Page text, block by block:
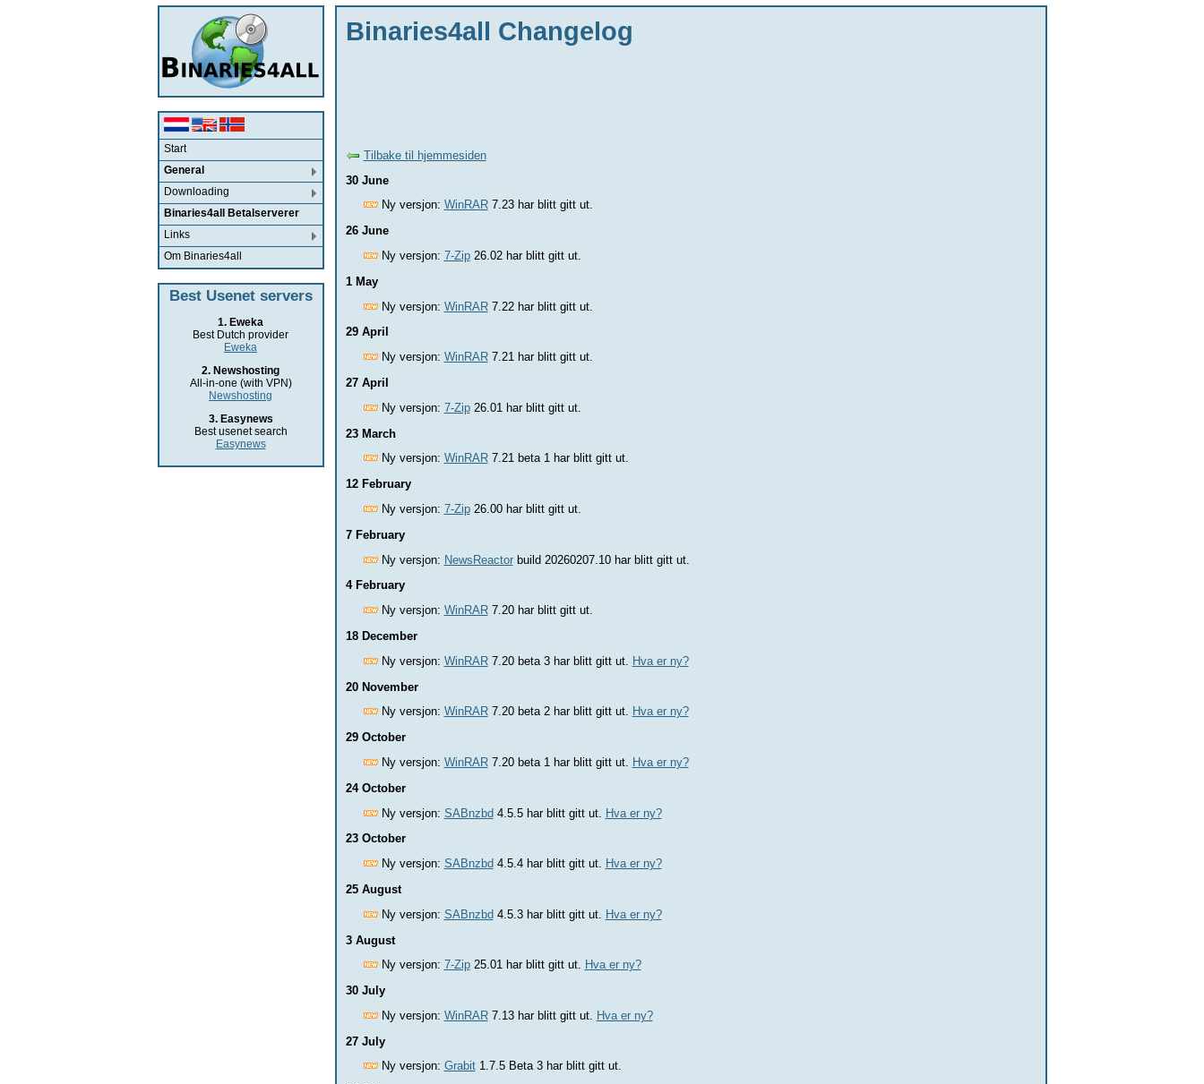
Start
General
Downloading
Binaries4all Betalserverer
Links
Om Binaries4all
Best Usenet servers
1. Eweka
Best Dutch provider
Eweka
2. Newshosting
All-in-one (with VPN)
Newshosting
3. Easynews
Best usenet search
Easynews
Binaries4all Changelog
Tilbake til hjemmesiden
30 June
Ny versjon: WinRAR7.23 har blitt gitt ut.
26 June
Ny versjon: 7-Zip26.02 har blitt gitt ut.
1 May
Ny versjon: WinRAR7.22 har blitt gitt ut.
29 April
Ny versjon: WinRAR7.21 har blitt gitt ut.
27 April
Ny versjon: 7-Zip26.01 har blitt gitt ut.
23 March
Ny versjon: WinRAR7.21 beta 1 har blitt gitt ut.
12 February
Ny versjon: 7-Zip26.00 har blitt gitt ut.
7 February
Ny versjon: NewsReactorbuild 20260207.10 har blitt gitt ut.
4 February
Ny versjon: WinRAR7.20 har blitt gitt ut.
18 December
Ny versjon: WinRAR7.20 beta 3 har blitt gitt ut. Hva er ny?
20 November
Ny versjon: WinRAR7.20 beta 2 har blitt gitt ut. Hva er ny?
29 October
Ny versjon: WinRAR7.20 beta 1 har blitt gitt ut.
Hva er ny?
24 October
Ny versjon: SABnzbd4.5.5 har blitt gitt ut. Hva er ny?
23 October
Ny versjon: SABnzbd 4.5.4 har blitt gitt ut. Hva er ny?
25 August
Ny versjon: SABnzbd4.5.3 har blitt gitt ut. Hva er ny?
3 August
Ny versjon: 7-Zip25.01 har blitt gitt ut. Hva er ny?
30 July
Ny versjon: WinRAR7.13 har blitt gitt ut.
Hva er ny?
27 July
Ny versjon: Grabit1.7.5 Beta 3 har blitt gitt ut.